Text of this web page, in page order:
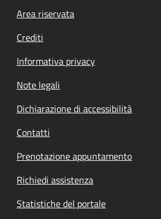
Footer menu
Area riservata
Crediti
Informativa privacy
Note legali
Dichiarazione di accessibilità
Contatti
Prenotazione appuntamento
Richiedi assistenza
Statistiche del portale